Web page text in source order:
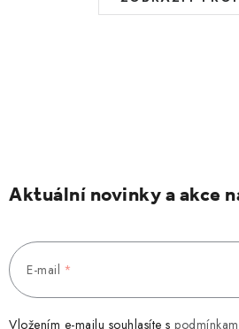
Aktuální novinky a akce
E-mail
Vložením e-mailu souhlasíte s